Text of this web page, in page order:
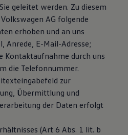
geleitet werden. Zu diesem
AG folgende
erhoben und an uns
Anrede, E-Mail-Adresse;
Kontaktaufnahme durch uns
die Telefonnummer.
zur
Übermittlung und
der Daten erfolgt
(Art 6 Abs. 1 lit. b